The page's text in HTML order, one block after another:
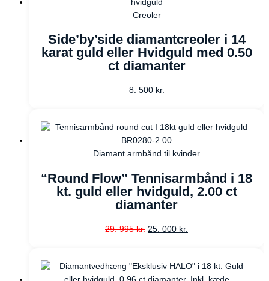
Creoler
Side’by’side diamantcreoler i 14
karat guld eller Hvidguld med 0.50
ct diamanter
8. 500 kr.
Diamant armbånd til kvinder
“Round Flow” Tennisarmbånd i 18
kt. guld eller hvidguld, 2.00 ct
diamanter
29. 995kr. 25. 000 kr.